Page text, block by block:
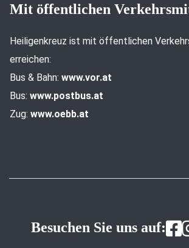
Mit öffentlichen
Heiligenkreuz ist mit öffentlichen
erreichen:
Bus & Bahn: www.vor.at
Bus: www.postbus.at
Zug: www.oebb.at
Besuchen Sie uns auf: